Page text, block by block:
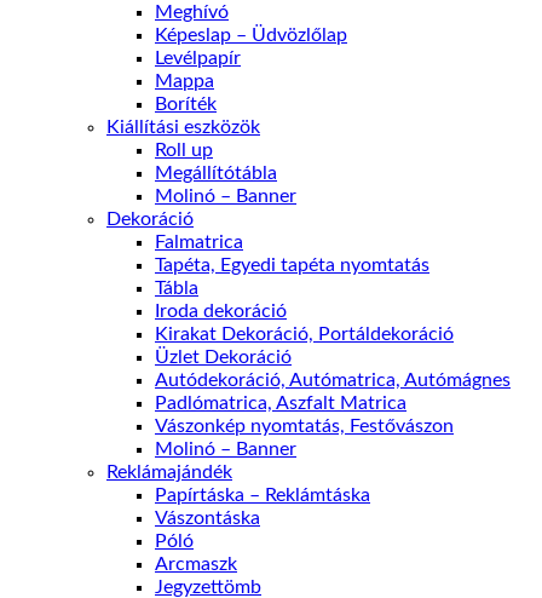
Meghívó
Képeslap – Üdvözlőlap
Levélpapír
Mappa
Boríték
Kiállítási eszközök
Roll up
Megállítótábla
Molinó – Banner
Dekoráció
Falmatrica
Tapéta, Egyedi tapéta nyomtatás
Tábla
Iroda dekoráció
Kirakat Dekoráció, Portáldekoráció
Üzlet Dekoráció
Autódekoráció, Autómatrica, Autómágnes
Padlómatrica, Aszfalt Matrica
Vászonkép nyomtatás, Festővászon
Molinó – Banner
Reklámajándék
Papírtáska – Reklámtáska
Vászontáska
Póló
Arcmaszk
Jegyzettömb